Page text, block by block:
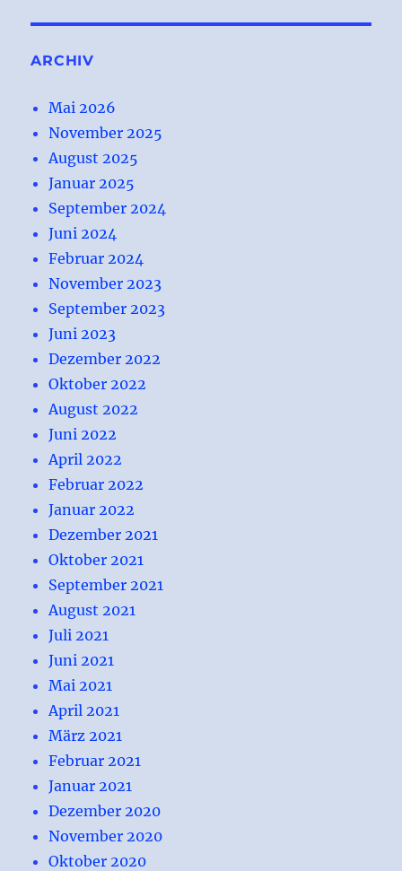
ARCHIV
Mai 2026
November 2025
August 2025
Januar 2025
September 2024
Juni 2024
Februar 2024
November 2023
September 2023
Juni 2023
Dezember 2022
Oktober 2022
August 2022
Juni 2022
April 2022
Februar 2022
Januar 2022
Dezember 2021
Oktober 2021
September 2021
August 2021
Juli 2021
Juni 2021
Mai 2021
April 2021
März 2021
Februar 2021
Januar 2021
Dezember 2020
November 2020
Oktober 2020